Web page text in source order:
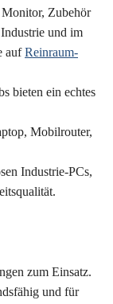
Zubehör
und im
aufReinraum-
bieten ein echtes
Mobilrouter,
Industrie-PCs,
zum Einsatz.
und für